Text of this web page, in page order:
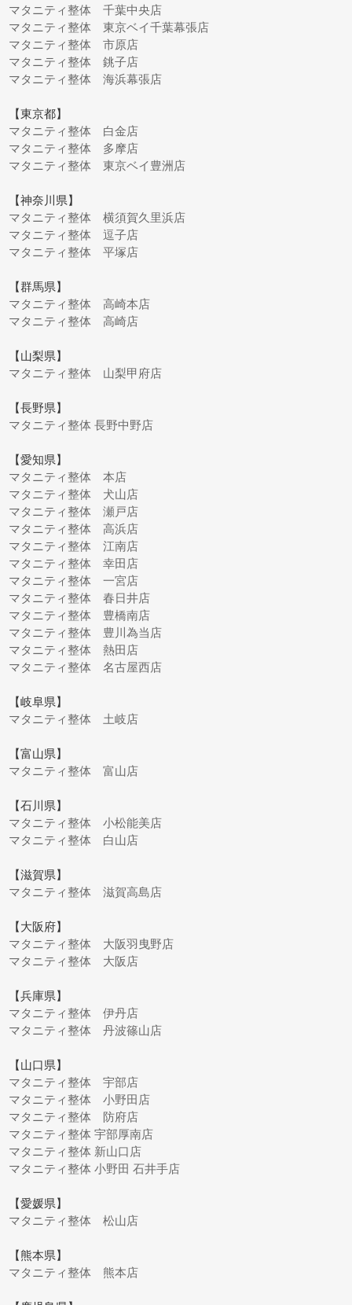
マタニティ整体 千葉中央店
マタニティ整体 東京ベイ千葉幕張店
マタニティ整体 市原店
マタニティ整体 銚子店
マタニティ整体 海浜幕張店
【東京都】
マタニティ整体 白金店
マタニティ整体 多摩店
マタニティ整体 東京ベイ豊洲店
【神奈川県】
マタニティ整体 横須賀久里浜店
マタニティ整体 逗子店
マタニティ整体 平塚店
【群馬県】
マタニティ整体 高崎本店
マタニティ整体 高崎店
【山梨県】
マタニティ整体 山梨甲府店
【長野県】
マタニティ整体 長野中野店
【愛知県】
マタニティ整体 本店
マタニティ整体 犬山店
マタニティ整体 瀬戸店
マタニティ整体 高浜店
マタニティ整体 江南店
マタニティ整体 幸田店
マタニティ整体 一宮店
マタニティ整体 春日井店
マタニティ整体 豊橋南店
マタニティ整体 豊川為当店
マタニティ整体 熱田店
マタニティ整体 名古屋西店
【岐阜県】
マタニティ整体 土岐店
【富山県】
マタニティ整体 富山店
【石川県】
マタニティ整体 小松能美店
マタニティ整体 白山店
【滋賀県】
マタニティ整体 滋賀高島店
【大阪府】
マタニティ整体 大阪羽曳野店
マタニティ整体 大阪店
【兵庫県】
マタニティ整体 伊丹店
マタニティ整体 丹波篠山店
【山口県】
マタニティ整体 宇部店
マタニティ整体 小野田店
マタニティ整体 防府店
マタニティ整体 宇部厚南店
マタニティ整体 新山口店
マタニティ整体 小野田 石井手店
【愛媛県】
マタニティ整体 松山店
【熊本県】
マタニティ整体 熊本店